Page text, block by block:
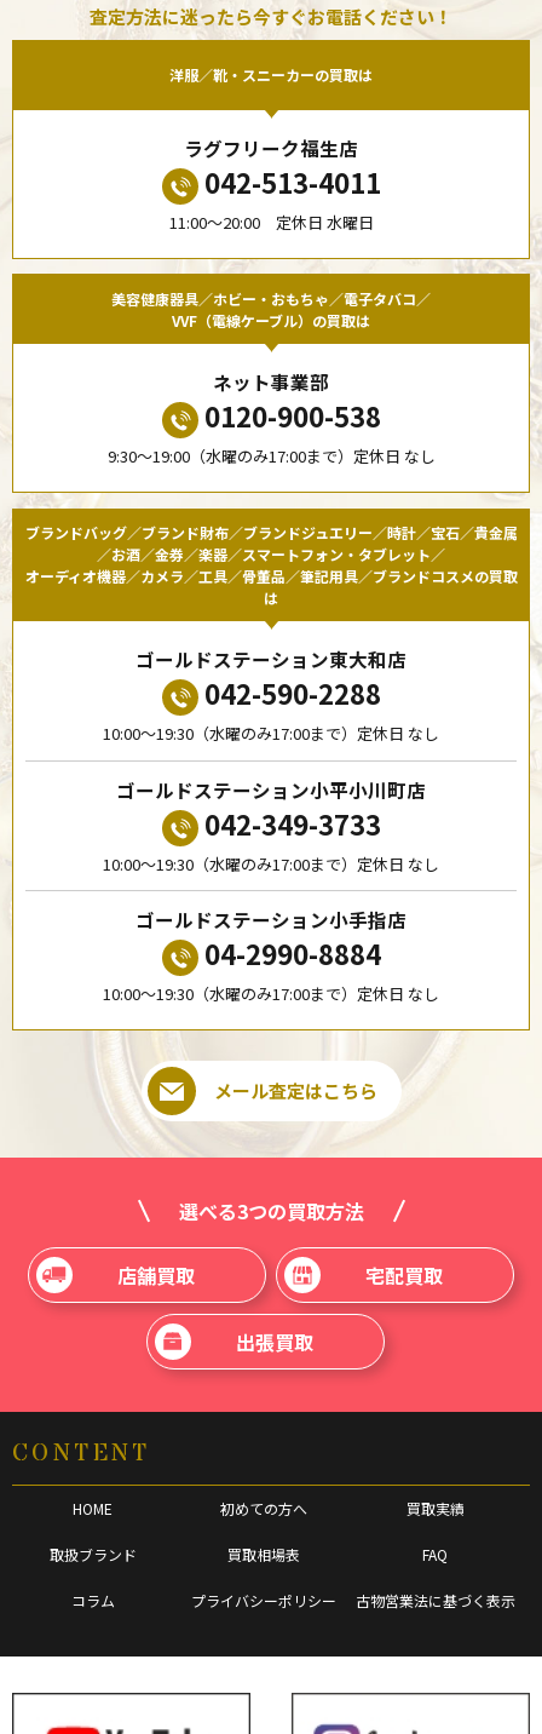
査定方法に迷ったら今すぐお電話ください！
洋服／靴・スニーカーの買取は
ラグフリーク福生店
042-513-4011
11:00〜20:00 定休日 水曜日
美容健康器具／ホビー・おもちゃ／電子タバコ／
VVF（電線ケーブル）の買取は
ネット事業部
0120-900-538
9:30〜19:00（水曜のみ17:00まで）定休日 なし
ブランドバッグ／ブランド財布／ブランドジュエリー／時計／宝石／貴金属
／お酒／金券／楽器／スマートフォン・タブレット／
オーディオ機器／カメラ／工具／骨董品／筆記用具／ブランドコスメの買取
は
ゴールドステーション東大和店
042-590-2288
10:00〜19:30（水曜のみ17:00まで）定休日 なし
ゴールドステーション小平小川町店
042-349-3733
10:00〜19:30（水曜のみ17:00まで）定休日 なし
ゴールドステーション小手指店
04-2990-8884
10:00〜19:30（水曜のみ17:00まで）定休日 なし
メール査定はこちら
選べる3つの買取方法
店舗買取 宅配買取
出張買取
CONTENT
HOME 初めての方へ 買取実績
取扱ブランド 買取相場表 FAQ
コラム プライバシーポリシー 古物営業法に基づく表示